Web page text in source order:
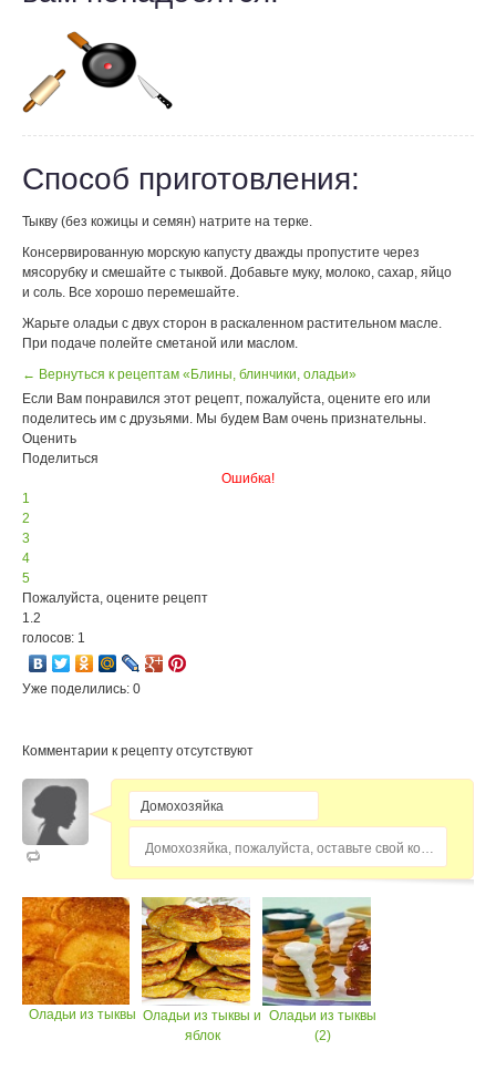
Способ приготовления:
Тыкву (без кожицы и семян) натрите на терке.
Консервированную морскую капусту дважды пропустите через
мясорубку и смешайте с тыквой. Добавьте муку, молоко, сахар, яйцо
и соль. Все хорошо перемешайте.
Жарьте оладьи с двух сторон в раскаленном растительном масле.
При подаче полейте сметаной или маслом.
← Вернуться к рецептам «Блины, блинчики, оладьи»
Если Вам понравился этот рецепт, пожалуйста, оцените его или
поделитесь им с друзьями. Мы будем Вам очень признательны.
Оценить
Поделиться
Ошибка!
1
2
3
4
5
Пожалуйста, оцените рецепт
1.2
голосов: 1
Уже поделились: 0
Комментарии к рецепту отсутствуют
Домохозяйка, пожалуйста, оставьте свой комментарий...
Оладьи из тыквы Оладьи из тыквы и
яблок
Оладьи из тыквы
(2)